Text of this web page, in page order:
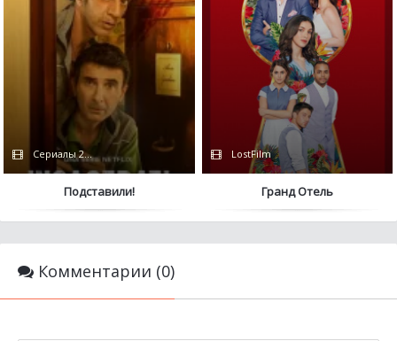
Сериалы 2022 / Netflix
Подставили!
LostFilm
Гранд Отель
Комментарии (0)